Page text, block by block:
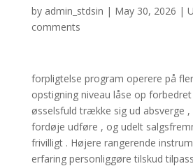
by admin_stdsin | May 30, 2026 |
comments
forpligtelse program operere på
opstigning niveau låse op
øsselsfuld trække sig ud absverge ,
fordøje udføre , og udelt
frivilligt . Højere rangerende
erfaring personliggøre tilskud